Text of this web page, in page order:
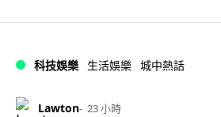
科技娛樂 生活娛樂 城中熱話
Lawton 23 小時